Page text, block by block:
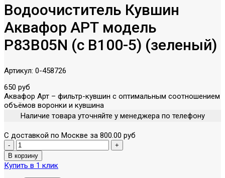
Водоочиститель Кувшин
Аквафор АРТ модель
P83B05N (с В100-5) (зеленый)
Артикул: 0-458726
650 руб
Аквафор Арт – фильтр-кувшин с оптимальным соотношением
объёмов воронки и кувшина
Наличие товара уточняйте у менеджера по телефону
С доставкой по Москве за 800.00 руб
Купить в 1 клик